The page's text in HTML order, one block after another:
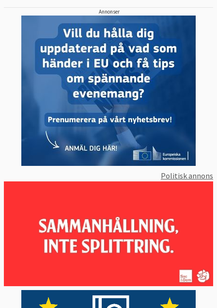
Annonser
Politisk annons